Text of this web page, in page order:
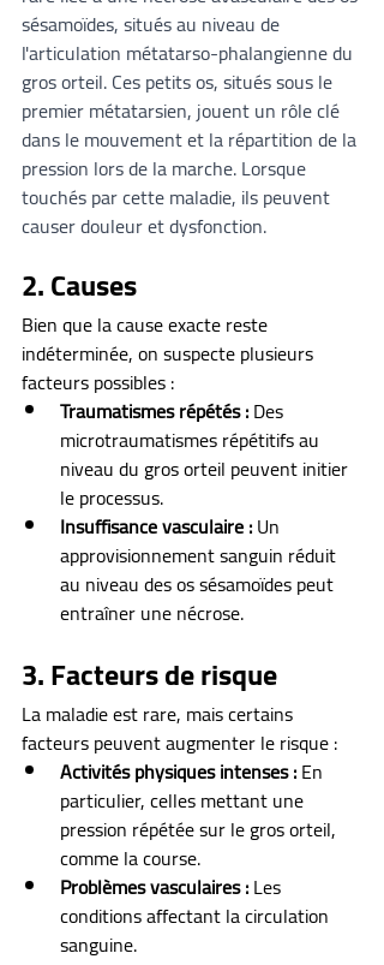
sésamoïdes, situés au niveau de
l'articulation métatarso-phalangienne du
gros orteil. Ces petits os, situés sous le
premier métatarsien, jouent un rôle clé
dans le mouvement et la répartition de la
pression lors de la marche. Lorsque
touchés par cette maladie, ils peuvent
causer douleur et dysfonction.
2. Causes
Bien que la cause exacte reste
indéterminée, on suspecte plusieurs
facteurs possibles :
Traumatismes répétés : Des
microtraumatismes répétitifs au
niveau du gros orteil peuvent initier
le processus.
Insuffisance vasculaire : Un
approvisionnement sanguin réduit
au niveau des os sésamoïdes peut
entraîner une nécrose.
3. Facteurs de risque
La maladie est rare, mais certains
facteurs peuvent augmenter le risque :
Activités physiques intenses : En
particulier, celles mettant une
pression répétée sur le gros orteil,
comme la course.
Problèmes vasculaires : Les
conditions affectant la circulation
sanguine.